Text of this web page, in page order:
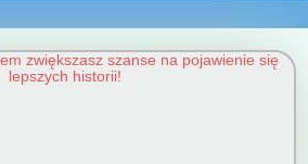
zwiększasz szanse na pojawienie się
lepszych historii!